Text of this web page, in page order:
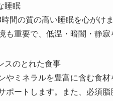
睡眠
間の質の高い睡眠を心がけ
も重要で、低温・暗闇・静寂
スのとれた食事
やミネラルを豊富に含む食
ポートします。また、必須